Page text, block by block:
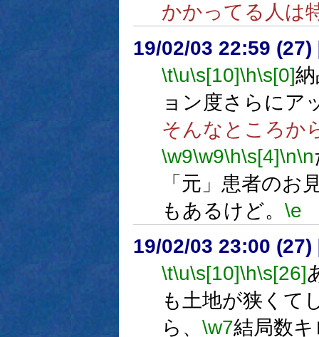
かかってる人は
19/02/03 22:59 (27)
\t\u\s[10]\h\s[0]
ョン度さらにア
そんなところか
\w9\w9\h\s[4]\n\n
「元」患者のお
もあるけど。 \e
19/02/03 23:00 (27)
\t\u\s[10]\h\s[26]
も土地が狭くて
ら、 \w7結局数